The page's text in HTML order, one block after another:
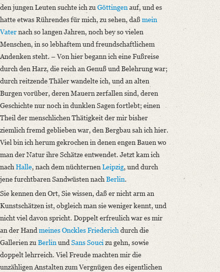
den jungen Leuten suchte ich zu Göttingenauf, und es
hatte etwas Rührendes für mich, zu sehen, daß mein
Vaternach so langen Jahren, noch bey so vielen
Menschen, in so lebhaftem und freundschaftlichem
Andenken steht. – Von hier begann ich eine Fußreise
durch den Harz, die reich an Genuß und Belehrung war;
durch reitzende Thäler wandelte ich, und an alten
Burgen vorüber, deren Mauern zerfallen sind, deren
Geschichte nur noch in dunklen Sagen fortlebt; einen
Theil der menschlichen Thätigkeit der mir bisher
ziemlich fremd geblieben war, den Bergbau sah ich hier.
Viel bin ich herum gekrochen in denen engen Bauen wo
man der Natur ihre Schätze entwendet. Jetzt kam ich
nach Halle, nach dem nüchternenLeipzig, und durch
jene furchtbaren Sandwüsten nach Berlin.
Sie kennen den Ort, Sie wissen, daß er nicht arm an
Kunstschätzen ist, obgleich man sie weniger kennt, und
nicht viel davon spricht. Doppelt erfreulich war es mir
an der Hand meines Onckles Friederich durch die
Gallerien zu Berlinund Sans Souci zu gehn, sowie
doppelt lehrreich. Viel Freude machten mir die
unzähligen Anstalten zum Vergnügen des eigentlichen